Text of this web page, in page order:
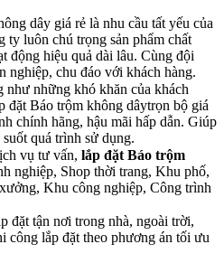
dây giá rẻ là nhu cầu tất yếu của
ty luôn chú trọng sản phẩm chất
động hiệu quả dài lâu. Cùng đội
nghiệp, chu đáo với khách hàng.
như những khó khăn của khách
đặt Báo trộm không dâytrọn bộ giá
chính hãng, hậu mãi hấp dẫn. Giúp
quá trình sử dụng.
vụ tư vấn, lắp đặt Báo trộm
nghiệp, Shop thời trang, Khu phố,
Khu công nghiệp, Công trình
đặt tận nơi trong nhà, ngoài trời,
công lắp đặt theo phương án tối ưu